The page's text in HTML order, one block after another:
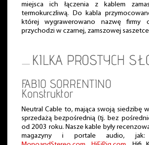
miejsca ich łączenia z kablem
termokurczliwą. Do kabla
której wygrawerowano nazwę firmy
przychodzi w czarnej, zamszowej
FABIO SORRENTINO
Konstruktor
Neutral Cable to, mająca swoją siedzibę
sprzedażą bezpośrednią (tj. bez
od 2003 roku. Nasze kable były
magazyny i portale audio,